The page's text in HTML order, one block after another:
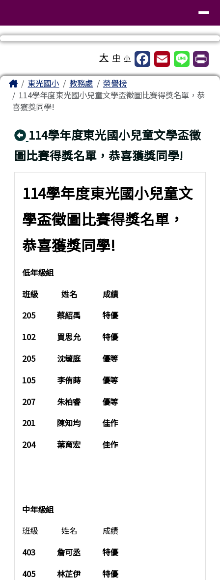
大 中 小
主內容區域
Home東光國小 教務處
榮譽榜
114學年度東光國小兒童文學盃徵圖比賽得獎名單，恭
喜獲獎同學!
回上頁
114學年度東光國小兒童文學盃徵
圖比賽得獎名單，恭喜獲獎同學!
114學年度東光國小兒童文
學盃徵圖比賽得獎名單，
恭喜獲獎同學!
低年級組
班級 姓名 成績
205 蔡紹禹 特優
102 買思允 特優
205 沈毓庭 優等
105 李侑蒔 優等
207 朱柏睿 優等
201 陳知均 佳作
204 葉育宏 佳作
中年級組
班級 姓名 成績
403 詹可丞 特優
405 林芷伊 特優
頁尾區域